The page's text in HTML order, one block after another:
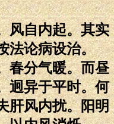
风自内起。其实
法论病设治。
春分气暖。而昼
迥异于平时。何
肝风内扰。阳明